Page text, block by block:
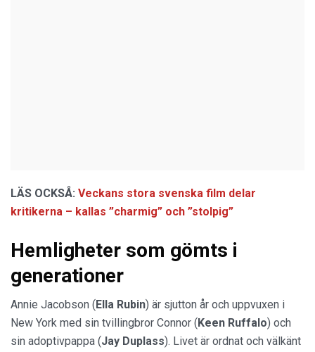
LÄS OCKSÅ: Veckans stora svenska film delar
kritikerna – kallas ”charmig” och ”stolpig”
Hemligheter som gömts i
generationer
Annie Jacobson ( Ella Rubin) är sjutton år och uppvuxen i
New York med sin tvillingbror Connor ( Keen Ruffalo) och
sin adoptivpappa (Jay Duplass). Livet är ordnat och välkänt